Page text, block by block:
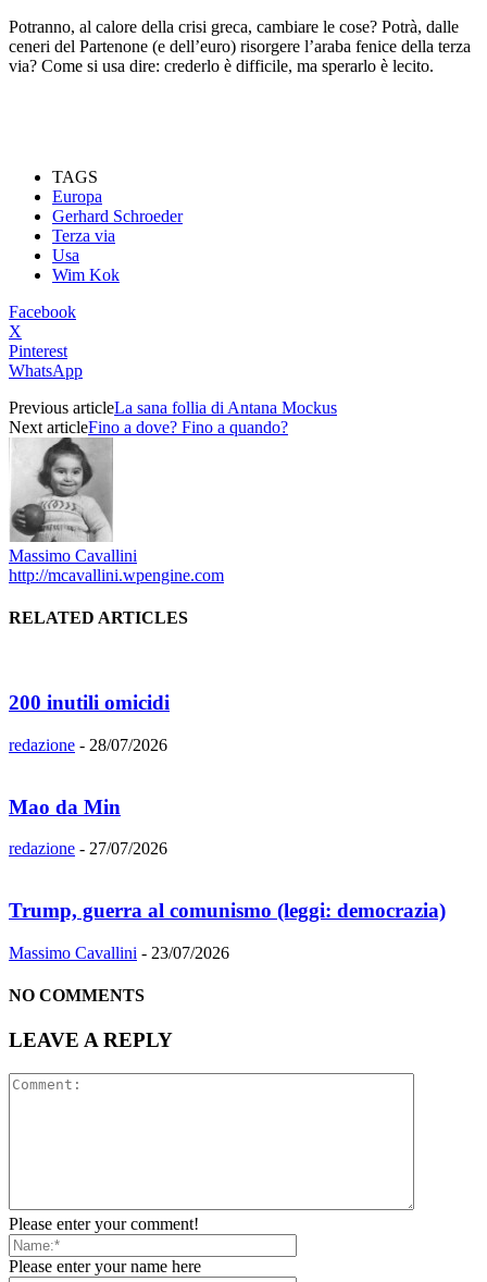
Potranno, al calore della crisi greca, cambiare le cose? Potrà, dalle
ceneri del Partenone (e dell’euro) risorgere l’araba fenice della terza
via? Come si usa dire: crederlo è difficile, ma sperarlo è lecito.
TAGS
Europa
Gerhard Schroeder
Terza via
Usa
Wim Kok
Facebook
X
Pinterest
WhatsApp
Previous articleLa sana follia di Antana Mockus
Next articleFino a dove? Fino a quando?
Massimo Cavallini
http://mcavallini.wpengine.com
RELATED ARTICLES
200 inutili omicidi
redazione - 28/07/2026
Mao da Min
redazione - 27/07/2026
Trump, guerra al comunismo (leggi: democrazia)
Massimo Cavallini - 23/07/2026
NO COMMENTS
LEAVE A REPLY
Please enter your comment!
Please enter your name here